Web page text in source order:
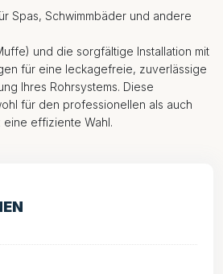
Spas, Schwimmbäder und andere
und die sorgfältige Installation mit
für eine leckagefreie, zuverlässige
Ihres Rohrsystems. Diese
für den professionellen als auch
eine effiziente Wahl.